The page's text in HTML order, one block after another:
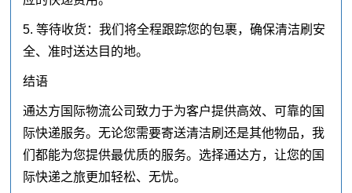
5. 等待收货：我们将全程跟踪您的包裹，确保清洁刷安
全、准时送达目的地。
结语
通达方国际物流公司致力于为客户提供高效、可靠的国
际快递服务。无论您需要寄送清洁刷还是其他物品，我
们都能为您提供最优质的服务。选择通达方，让您的国
际快递之旅更加轻松、无忧。